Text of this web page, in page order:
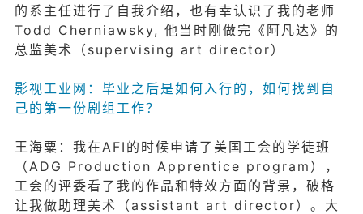
的系主任进行了自我介绍，也有幸认识了我的老师
Todd Cherniawsky, 他当时刚做完《阿凡达》的
总监美术（supervising art director）
影视工业网：毕业之后是如何入行的，如何找到自
己的第一份剧组工作？
王海粟：我在AFI的时候申请了美国工会的学徒班
（ADG Production Apprentice program），
工会的评委看了我的作品和特效方面的背景，破格
让我做助理美术（assistant art director）。大